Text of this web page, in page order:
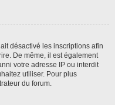
désactivé les inscriptions afin
De même, il est également
votre adresse IP ou interdit
utiliser. Pour plus
du forum.